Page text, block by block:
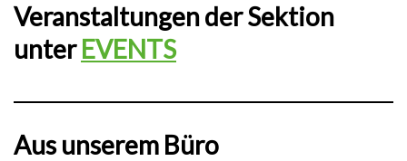
Veranstaltungen der Sektion
unterEVENTS
Aus unserem Büro